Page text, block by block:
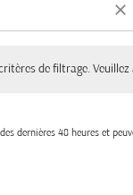
close
de filtrage.
dernières 48 heures et